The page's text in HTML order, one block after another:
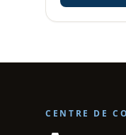
CENTRE DE